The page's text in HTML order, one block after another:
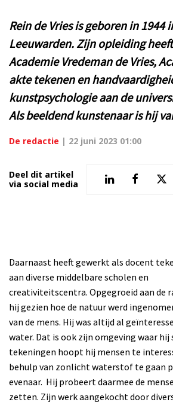
Rein de Vries is geboren in 1944
Leeuwarden. Zijn opleiding
Academie Vredeman de Vries,
akte tekenen en
kunstpsychologie aan de
Als beeldend kunstenaar is hij
De redactie | 22 juni 2023 01:00
Deel dit artikel
via social media
Daarnaast heeft gewerkt als docent
aan diverse middelbare scholen en
creativiteitscentra. Opgegroeid aan de
hij gezien hoe de natuur werd
van de mens. Hij was altijd al
water. Dat is ook zijn omgeving waar hij
tekeningen hoopt hij mensen te
behulp van zonlicht waterstof te gaan
evenaar. Hij probeert daarmee de
zetten. Zijn werk aangekocht door